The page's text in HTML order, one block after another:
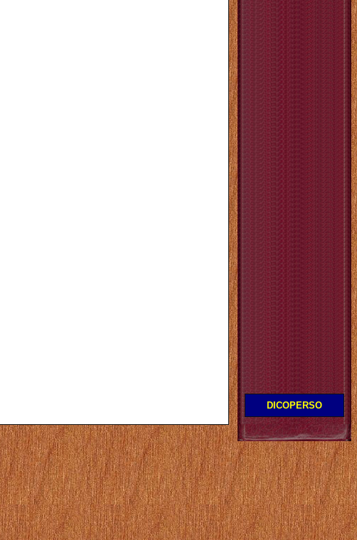
DICOPERSO